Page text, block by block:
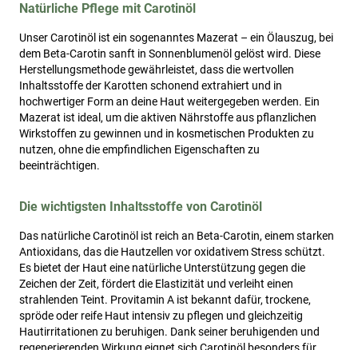
Natürliche Pflege mit Carotinöl
Unser Carotinöl ist ein sogenanntes Mazerat – ein Ölauszug, bei
dem Beta-Carotin sanft in Sonnenblumenöl gelöst wird. Diese
Herstellungsmethode gewährleistet, dass die wertvollen
Inhaltsstoffe der Karotten schonend extrahiert und in
hochwertiger Form an deine Haut weitergegeben werden. Ein
Mazerat ist ideal, um die aktiven Nährstoffe aus pflanzlichen
Wirkstoffen zu gewinnen und in kosmetischen Produkten zu
nutzen, ohne die empfindlichen Eigenschaften zu
beeinträchtigen.
Die wichtigsten Inhaltsstoffe von Carotinöl
Das natürliche Carotinöl ist reich an Beta-Carotin, einem starken
Antioxidans, das die Hautzellen vor oxidativem Stress schützt.
Es bietet der Haut eine natürliche Unterstützung gegen die
Zeichen der Zeit, fördert die Elastizität und verleiht einen
strahlenden Teint. Provitamin A ist bekannt dafür, trockene,
spröde oder reife Haut intensiv zu pflegen und gleichzeitig
Hautirritationen zu beruhigen. Dank seiner beruhigenden und